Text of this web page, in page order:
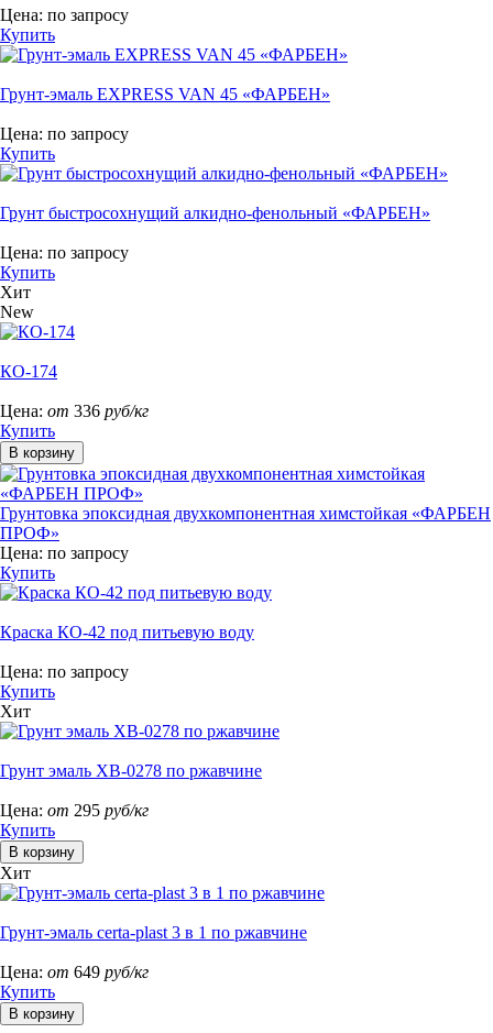
Цена: по запросу
Купить
Грунт-эмаль EXPRESS VAN 45 «ФАРБЕН»
Цена: по запросу
Купить
Грунт быстросохнущий алкидно-фенольный «ФАРБЕН»
Цена: по запросу
Купить
Хит
New
КО-174
Цена: от 336 руб/кг
Купить
Грунтовка эпоксидная двухкомпонентная химстойкая «ФАРБЕН
ПРОФ»
Цена: по запросу
Купить
Краска КО-42 под питьевую воду
Цена: по запросу
Купить
Хит
Грунт эмаль ХВ-0278 по ржавчине
Цена: от 295 руб/кг
Купить
Хит
Грунт-эмаль certa-plast 3 в 1 по ржавчине
Цена: от 649 руб/кг
Купить